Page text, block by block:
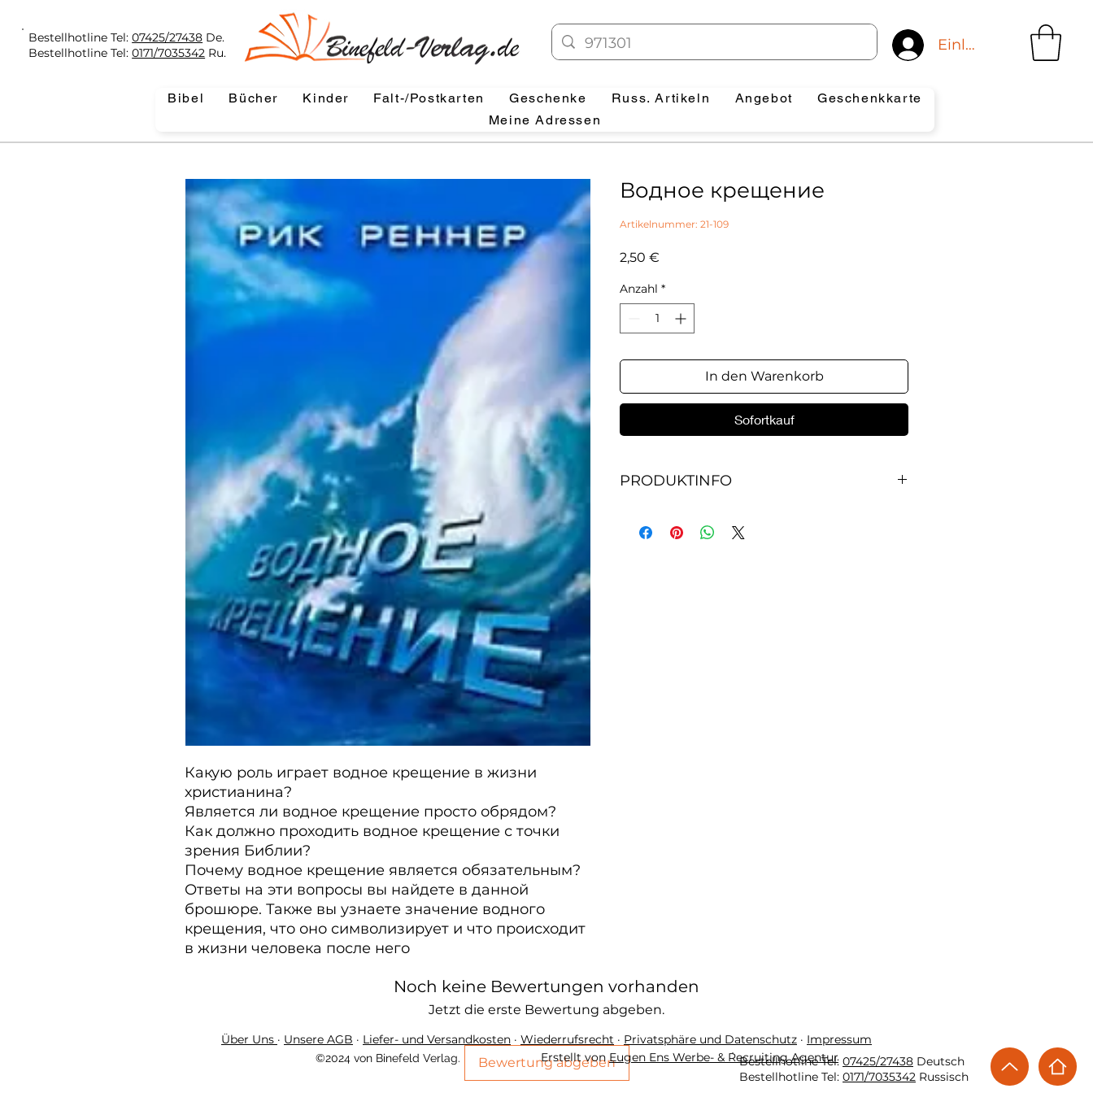
Bestellhotline Tel:07425/27438 De.
Bestellhotline Tel:0171/7035342 Ru. Einloggen
Bibel Bücher Kinder Falt-/Postkarten Geschenke Russ. Artikeln Angebot
Geschenkkarte
Meine Adressen
Какую роль играет водное крещение в жизни
христианина?
Является ли водное крещение просто обрядом?
Как должно проходить водное крещение с точки
зрения Библии?
Почему водное крещение является обязательным?
Ответы на эти вопросы вы найдете в данной
брошюре. Также вы узнаете значение водного
крещения, что оно символизирует и что происходит
в жизни человека после него
Водное крещение
Artikelnummer: 21-109
2,50 €
Anzahl *
In den Warenkorb
Sofortkauf
PRODUKTINFO
христианина? Является ли водное крещение
Noch keine Bewertungen vorhanden
Jetzt die erste Bewertung abgeben.
Bewertung abgeben Bestellhotline Tel: 07425/27438 Deutsch
Bestellhotline Tel: 0171/7035342 Russisch
Über Uns · Unsere AGB · Liefer- und Versandkosten · Wiederrufsrecht · Privatsphäre und Datenschutz · Impressum
©2024 von Binefeld Verlag. Erstellt vonEugen Ens Werbe- & Recruiting Agentur